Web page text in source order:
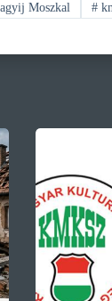
Moszkal #